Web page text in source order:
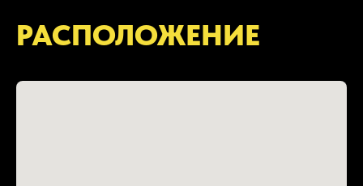
РАСПОЛОЖЕНИЕ